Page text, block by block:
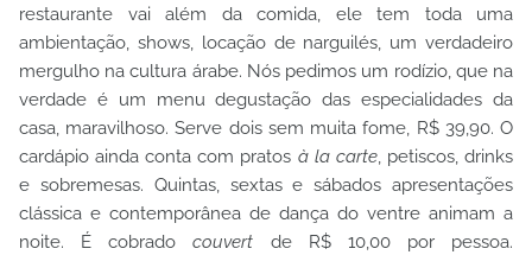
restaurante vai além da comida, ele tem toda uma
ambientação, shows, locação de narguilés, um verdadeiro
mergulho na cultura árabe. Nós pedimos um rodízio, que na
verdade é um menu degustação das especialidades da
casa, maravilhoso. Serve dois sem muita fome, R$ 39,90. O
cardápio ainda conta com pratos à la carte, petiscos, drinks
e sobremesas. Quintas, sextas e sábados apresentações
clássica e contemporânea de dança do ventre animam a
noite. É cobradocouvert de R$ 10,00 por pessoa.